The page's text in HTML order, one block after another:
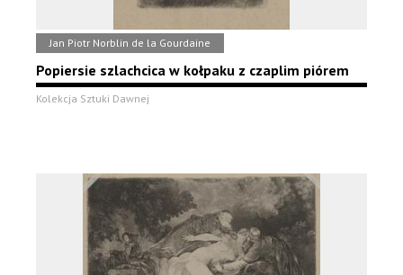
Jan Piotr Norblin de la Gourdaine
Popiersie szlachcica w kołpaku z czaplim piórem
Kolekcja Sztuki Dawnej